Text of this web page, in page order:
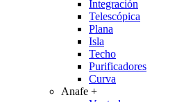
Integración
Telescópica
Plana
Isla
Techo
Purificadores
Curva
Anafe +